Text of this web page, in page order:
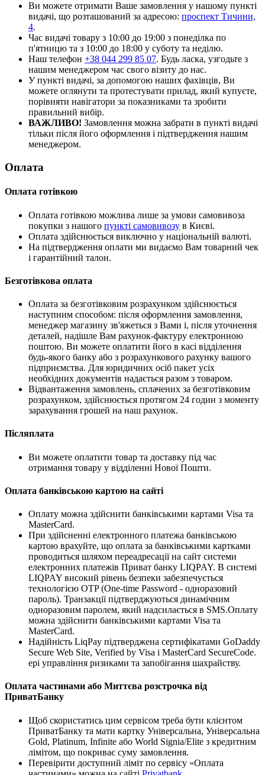
Ви можете отримати Ваше замовлення у нашому пункті
видачі, що розташований за адресою: проспект Тичини,
4.
Час видачі товару з 10:00 до 19:00 з понеділка по
п'ятницю та з 10:00 до 18:00 у суботу та неділю.
Наш телефон +38 044 299 85 07. Будь ласка, узгодьте з
нашим менеджером час свого візиту до нас.
У пункті видачі, за допомогою наших фахівців, Ви
можете оглянути та протестувати прилад, який купуєте,
порівняти навігатори за показниками та зробити
правильний вибір.
ВАЖЛИВО! Замовлення можна забрати в пункті видачі
тільки після його оформлення і підтвердження нашим
менеджером.
Оплата
Оплата готівкою
Оплата готівкою можлива лише за умови самовивоза
покупки з нашого пункті самовивозу в Києві.
Оплата здійснюється виключно у національній валюті.
На підтвердження оплати ми видаємо Вам товарний чек
і гарантійний талон.
Безготівкова оплата
Оплата за безготівковим розрахунком здійснюється
наступним способом: після оформлення замовлення,
менеджер магазину зв'яжеться з Вами і, після уточнення
деталей, надішле Вам рахунок-фактуру електронною
поштою. Ви можете оплатити його в касі відділення
будь-якого банку або з розрахункового рахунку вашого
підприємства. Для юридичних осіб пакет усіх
необхідних документів надається разом з товаром.
Відвантаження замовлень, сплачених за безготівковим
розрахунком, здійснюється протягом 24 годин з моменту
зарахування грошей на наш рахунок.
Післяплата
Ви можете оплатити товар та доставку під час
отримання товару у відділенні Нової Пошти.
Оплата банківською картою на сайті
Оплату можна здійснити банківськими картами Visa та
MasterCard.
При здійсненні електронного платежа банківською
картою врахуйте, що оплата за банківськими картками
проводиться шляхом переадресації на сайт системи
електронних платежів Приват банку LIQPAY. В системі
LIQPAY високий рівень безпеки забезпечується
технологією OTP (One-time Password - одноразовий
пароль). Транзакції підтверджуються динамічним
одноразовим паролем, який надсилається в SMS.Оплату
можна здійснити банківськими картами Visa та
MasterCard.
Надійність LiqPay підтверджена сертифікатами GoDaddy
Secure Web Site, Verified by Visa і MasterCard SecureCode.
ері управління ризиками та запобігання шахрайству.
Оплата частинами або Миттєва розстрочка від
ПриватБанку
Щоб скористатись цим сервісом треба бути клієнтом
ПриватБанку та мати картку Універсальна, Універсальна
Gold, Platinum, Infinite або World Signia/Elite з кредитним
лімітом, що покриває суму замовлення.
Перевірити доступний ліміт по сервісу «Оплата